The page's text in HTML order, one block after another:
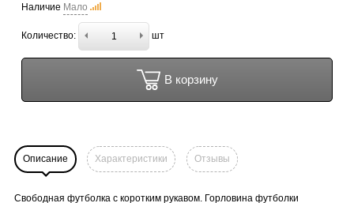
Наличие Мало
Количество: шт
В корзину
Описание Характеристики Отзывы
Свободная футболка с коротким рукавом. Горловина футболки